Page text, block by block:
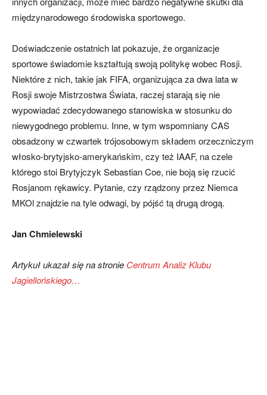
międzynarodowego środowiska sportowego.
Doświadczenie ostatnich lat pokazuje, że organizacje
sportowe świadomie kształtują swoją politykę wobec Rosji.
Niektóre z nich, takie jak FIFA, organizująca za dwa lata w
Rosji swoje Mistrzostwa Świata, raczej starają się nie
wypowiadać zdecydowanego stanowiska w stosunku do
niewygodnego problemu. Inne, w tym wspomniany CAS
obsadzony w czwartek trójosobowym składem orzeczniczym
włosko-brytyjsko-amerykańskim, czy też IAAF, na czele
którego stoi Brytyjczyk Sebastian Coe, nie boją się rzucić
Rosjanom rękawicy. Pytanie, czy rządzony przez Niemca
MKOl znajdzie na tyle odwagi, by pójść tą drugą drogą.
Jan Chmielewski
Artykuł ukazał się na stronie Centrum Analiz Klubu
Jagiellońskiego…